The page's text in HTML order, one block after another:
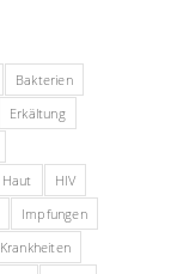
Bakterien
Erkältung
Haut
HIV
Impfungen
Krankheiten